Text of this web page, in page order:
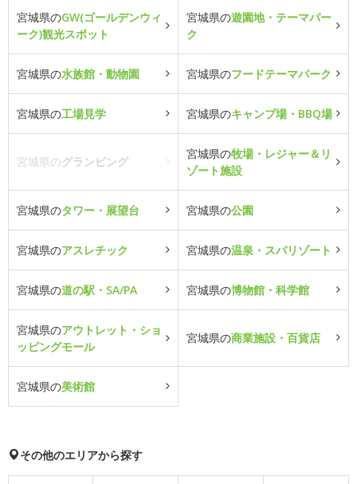
宮城県のGW(ゴールデンウィ
ーク)観光スポット
宮城県の遊園地・テーマパー
ク
宮城県の水族館・動物園 宮城県のフードテーマパーク
宮城県の工場見学 宮城県のキャンプ場・BBQ場
宮城県のグランピング
宮城県の牧場・レジャー＆リ
ゾート施設
宮城県のタワー・展望台 宮城県の公園
宮城県のアスレチック 宮城県の温泉・スパリゾート
宮城県の道の駅・SA/PA 宮城県の博物館・科学館
宮城県のアウトレット・ショ
ッピングモール
宮城県の商業施設・百貨店
宮城県の美術館
その他のエリアから探す